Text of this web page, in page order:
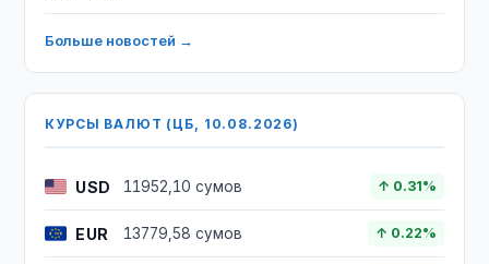
Больше новостей →
КУРСЫ ВАЛЮТ (ЦБ, 10.08.2026)
USD 11952,10 сумов ↑ 0.31%
EUR 13779,58 сумов ↑ 0.22%